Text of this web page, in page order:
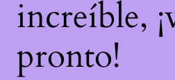
increíble,
pronto!